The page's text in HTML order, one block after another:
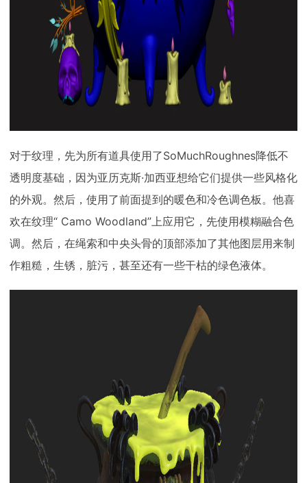
对于纹理，先为所有道具使用了SoMuchRoughnes降低不
透明度基础，因为亚历克斯·加西亚想给它们提供一些风格化
的外观。然后，使用了前面提到的暖色和冷色调色板。他喜
欢在纹理“ Camo Woodland”上应用它，先使用模糊融合色
调。然后，在绳索和中央头骨的顶部添加了其他图层用来制
作粗糙，生锈，脏污，甚至还有一些干枯的绿色液体。